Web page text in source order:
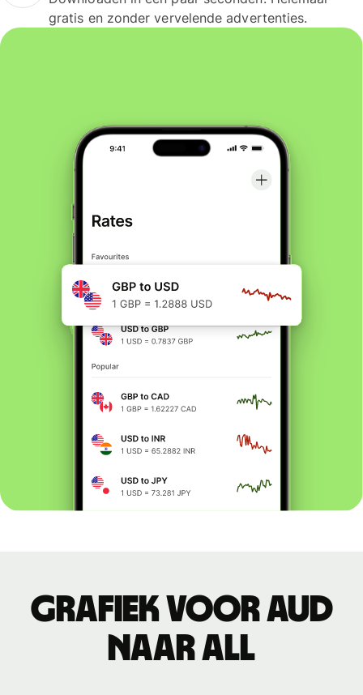
gratis en zonder vervelende advertenties.
Grafiek voor AUD
naar ALL